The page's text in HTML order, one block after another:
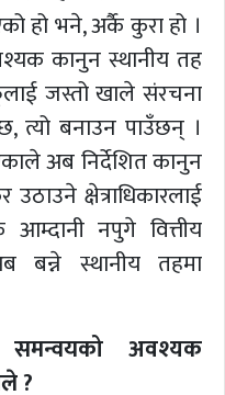
हो भने, अर्कै कुरा हो ।
कानुन स्थानीय तह
जस्तो खाले संरचना
बनाउन पाउँछन् ।
अब निर्देशित कानुन
क्षेत्राधिकारलाई
नपुगे वित्तीय
बन्ने स्थानीय तहमा
समन्वयको अवश्यक
?